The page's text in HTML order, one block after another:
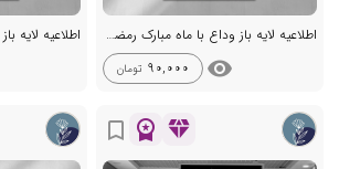
اطلاعیه لایه باز وداع با ماه مبارک رمضان + استوری
visibility
90,000 تومان
diamond
workspace_premium
bookmark_border